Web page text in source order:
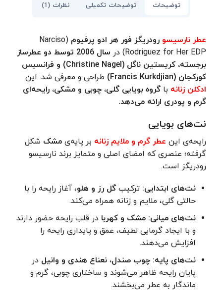
توضیحات توضیحات تکمیلی نظرات (1)
عطر نارسیسو رودریگز فور هر ادو پرفیوم (Narciso
Rodriguez for Her EDP) در
سال 2006 توسط دو عطرساز
برجسته، کریستین ناگل (Christine Nagel) و فرانسیس
کورکجان (Francis Kurkdjian)
طراحی و معرفی شد. این
ادکلن زنانه با گروه بویایی گلی، چوبی و مشکی، رایحه‌ای
گرم و پودری ارائه می‌دهد.
نت‌های بویایی
رایحه‌ی این عطر گرم و ملایم زنانه بر پایه‌ی مشک شکل
گرفته؛ عنصری که امضای اصلی و متمایز برند نارسیسو
رودریگز است.
نت‌های ابتدایی: ترکیب گل رز و هلو، آغاز رایحه را با
حالتی گلی، ملایم و زنانه همراه می‌کند.
نت‌های میانی: مشک و کهربا در قلب رایحه حضور دارند
و با ایجاد گرمایی لطیف، عمق و پایداری رایحه را
افزایش می‌دهند.
نت‌های پایه: چوب صندل، نعناع هندی و وانیل در
پایان رایحه ظاهر می‌شوند و ساختاری چوبی، گرم و
ماندگار به عطر می‌بخشند.